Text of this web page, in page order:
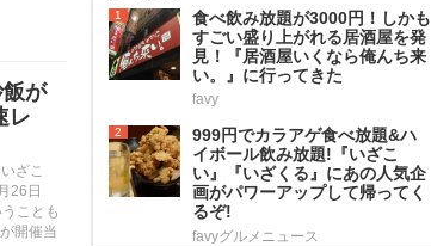
飯が
レ
ざこ
26日
ことも
開催当
1
食べ飲み放題が3000円！しかも
すごい盛り上がれる居酒屋を発
見！『居酒屋いくなら俺んち来
い。』に行ってきた
favy
2
999円でカラアゲ食べ放題&ハ
イボール飲み放題!『いざこ
い』『いざくる』にあの人気企
画がパワーアップして帰ってく
るぞ!
favyグルメニュース